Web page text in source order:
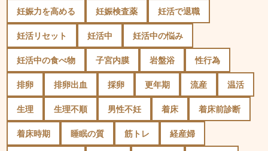
妊娠力を高める 妊娠検査薬 妊活で退職
妊活リセット 妊活中 妊活中の悩み
妊活中の食べ物 子宮内膜 岩盤浴 性行為
排卵 排卵出血 採卵 更年期 流産 温活
生理 生理不順 男性不妊 着床 着床前診断
着床時期 睡眠の質 筋トレ 経産婦